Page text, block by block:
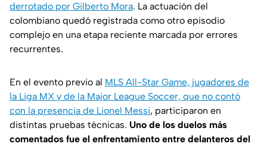
derrotado por Gilberto Mora. La actuación del
colombiano quedó registrada como otro episodio
complejo en una etapa reciente marcada por errores
recurrentes.
En el evento previo al MLS All-Star Game, jugadores de
la Liga MX y de la Major League Soccer, que no contó
con la presencia de Lionel Messi, participaron en
distintas pruebas técnicas. Uno de los duelos más
comentados fue el enfrentamiento entre delanteros del